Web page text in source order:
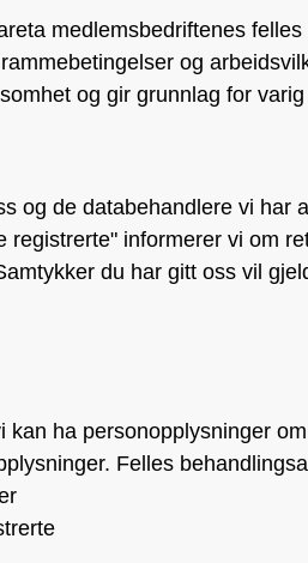
medlemsbedriftenes
og
og gir grunnlag for
og de databehandlere vi har
registrerte" informerer vi om
du har gitt oss vil
kan ha personopplysninger om
Felles